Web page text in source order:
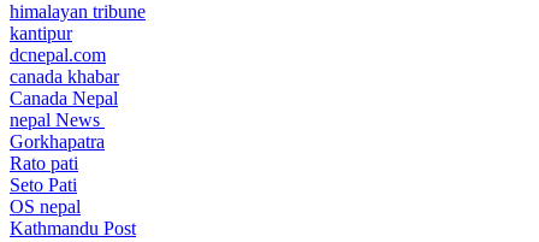
himalayan tribune
kantipur
dcnepal.com
canada khabar
Canada Nepal​
nepal News
Gorkhapatra
Rato pati
Seto Pati
OS nepal
Kathmandu Post